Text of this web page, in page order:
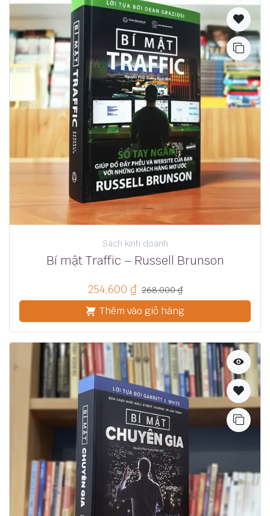
Sách kinh doanh
Bí mật Traffic – Russell Brunson
254,600 ₫ 268,000₫
Thêm vào giỏ hàng